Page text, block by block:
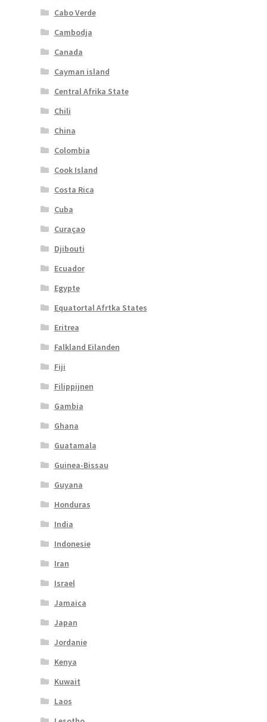
Cabo Verde
Cambodja
Canada
Cayman island
Central Afrika State
Chili
China
Colombia
Cook Island
Costa Rica
Cuba
Curaçao
Djibouti
Ecuador
Egypte
Equatortal Afrtka States
Eritrea
Falkland Eilanden
Fiji
Filippijnen
Gambia
Ghana
Guatamala
Guinea-Bissau
Guyana
Honduras
India
Indonesie
Iran
Israel
Jamaica
Japan
Jordanie
Kenya
Kuwait
Laos